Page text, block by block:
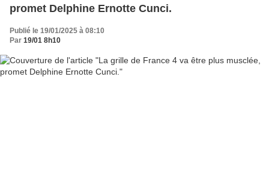
promet Delphine Ernotte Cunci.
Publié le 19/01/2025 à 08:10
Par 19/01 8h10